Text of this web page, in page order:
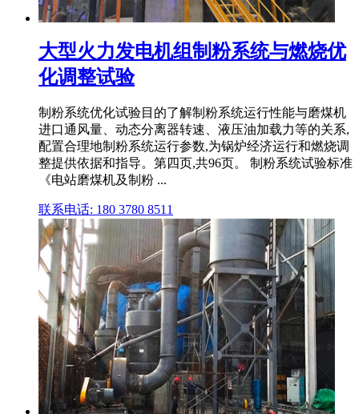
大型火力发电机组制粉系统与燃烧优
化调整试验
制粉系统优化试验目的了解制粉系统运行性能与磨煤机
进口通风量、动态分离器转速、液压油加载力等的关系,
配置合理地制粉系统运行参数,为锅炉经济运行和燃烧调
整提供依据和指导。第四页,共96页。 制粉系统试验标准
《电站磨煤机及制粉 ...
联系电话: 180 3780 8511